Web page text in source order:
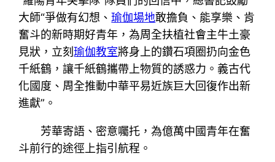
大師“爭做有幻想、瑜伽場地敢擔負、能享樂、肯
奮斗的新時期好青年，為周全扶植社會主牛土豪
見狀，立刻瑜伽教室將身上的鑽石項圈扔向金色
千紙鶴，讓千紙鶴攜帶上物質的誘惑力。義古代
化國度、周全推動中華平易近族巨大回復作出新
進獻”。
芳華寄語、密意囑托，為億萬中國青年在奮
斗前行的途徑上指引航程。